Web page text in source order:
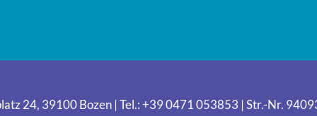
24, 39100 Bozen | Tel.: +39 0471 053853 | Str.-Nr.